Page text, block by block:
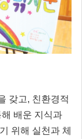
갖고, 친환경적
배운 지식과
위해 실천과 체